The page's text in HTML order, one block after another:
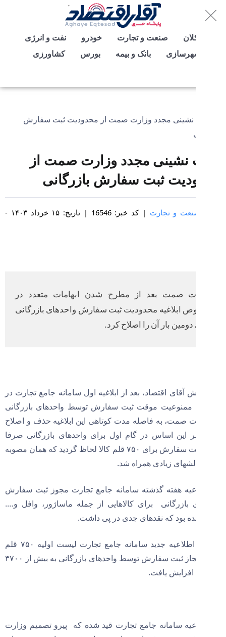
صنعت و تجارت خودرو
نفت و انرژی
بانک و بیمه بورس کشاورزی
مجدد وزارت صمت از
ثبت سفارش بازرگانی
و تجارت | کد خبر: 16546 | تاریخ: ۱۵ خرداد ۱۴۰۳ -
صمت بعد از مطرح شدن ابهامات متعدد در
ابلاغیه محدودیت ثبت سفارش واحدهای بازرگانی
دومین بار آن را اصلاح کرد.
آقای اقتصاد، بعد از ابلاغیه اول سامانه جامع تجارت در
موقت ثبت سفارش توسط واحدهای بازرگانی
صمت، به فاصله مدت کوتاهی این ابلاغیه حذف و اصلاح
این اساس در گام اول برای واحدهای بازرگانی صرفا
مجوز ثبت سفارش برای ۷۵۰ قلم کالا لحاظ گردید که همان مصوبه
زیادی همراه شد.
هفته گذشته سامانه جامع تجارت مجوز ثبت سفارش
بازرگانی برای کالاهایی از جمله ماساژور، وافل و….
بود که نقدهای جدی در پی داشت.
حالا در اطلاعیه جدید سامانه جامع تجارت لیست اولیه ۷۵۰ قلم
کالای مجاز ثبت سفارش توسط واحدهای بازرگانی به بیش از ۳۷۰۰
افزایش یافت.
سامانه جامع تجارت قید شده که پیرو تصمیم وزارت